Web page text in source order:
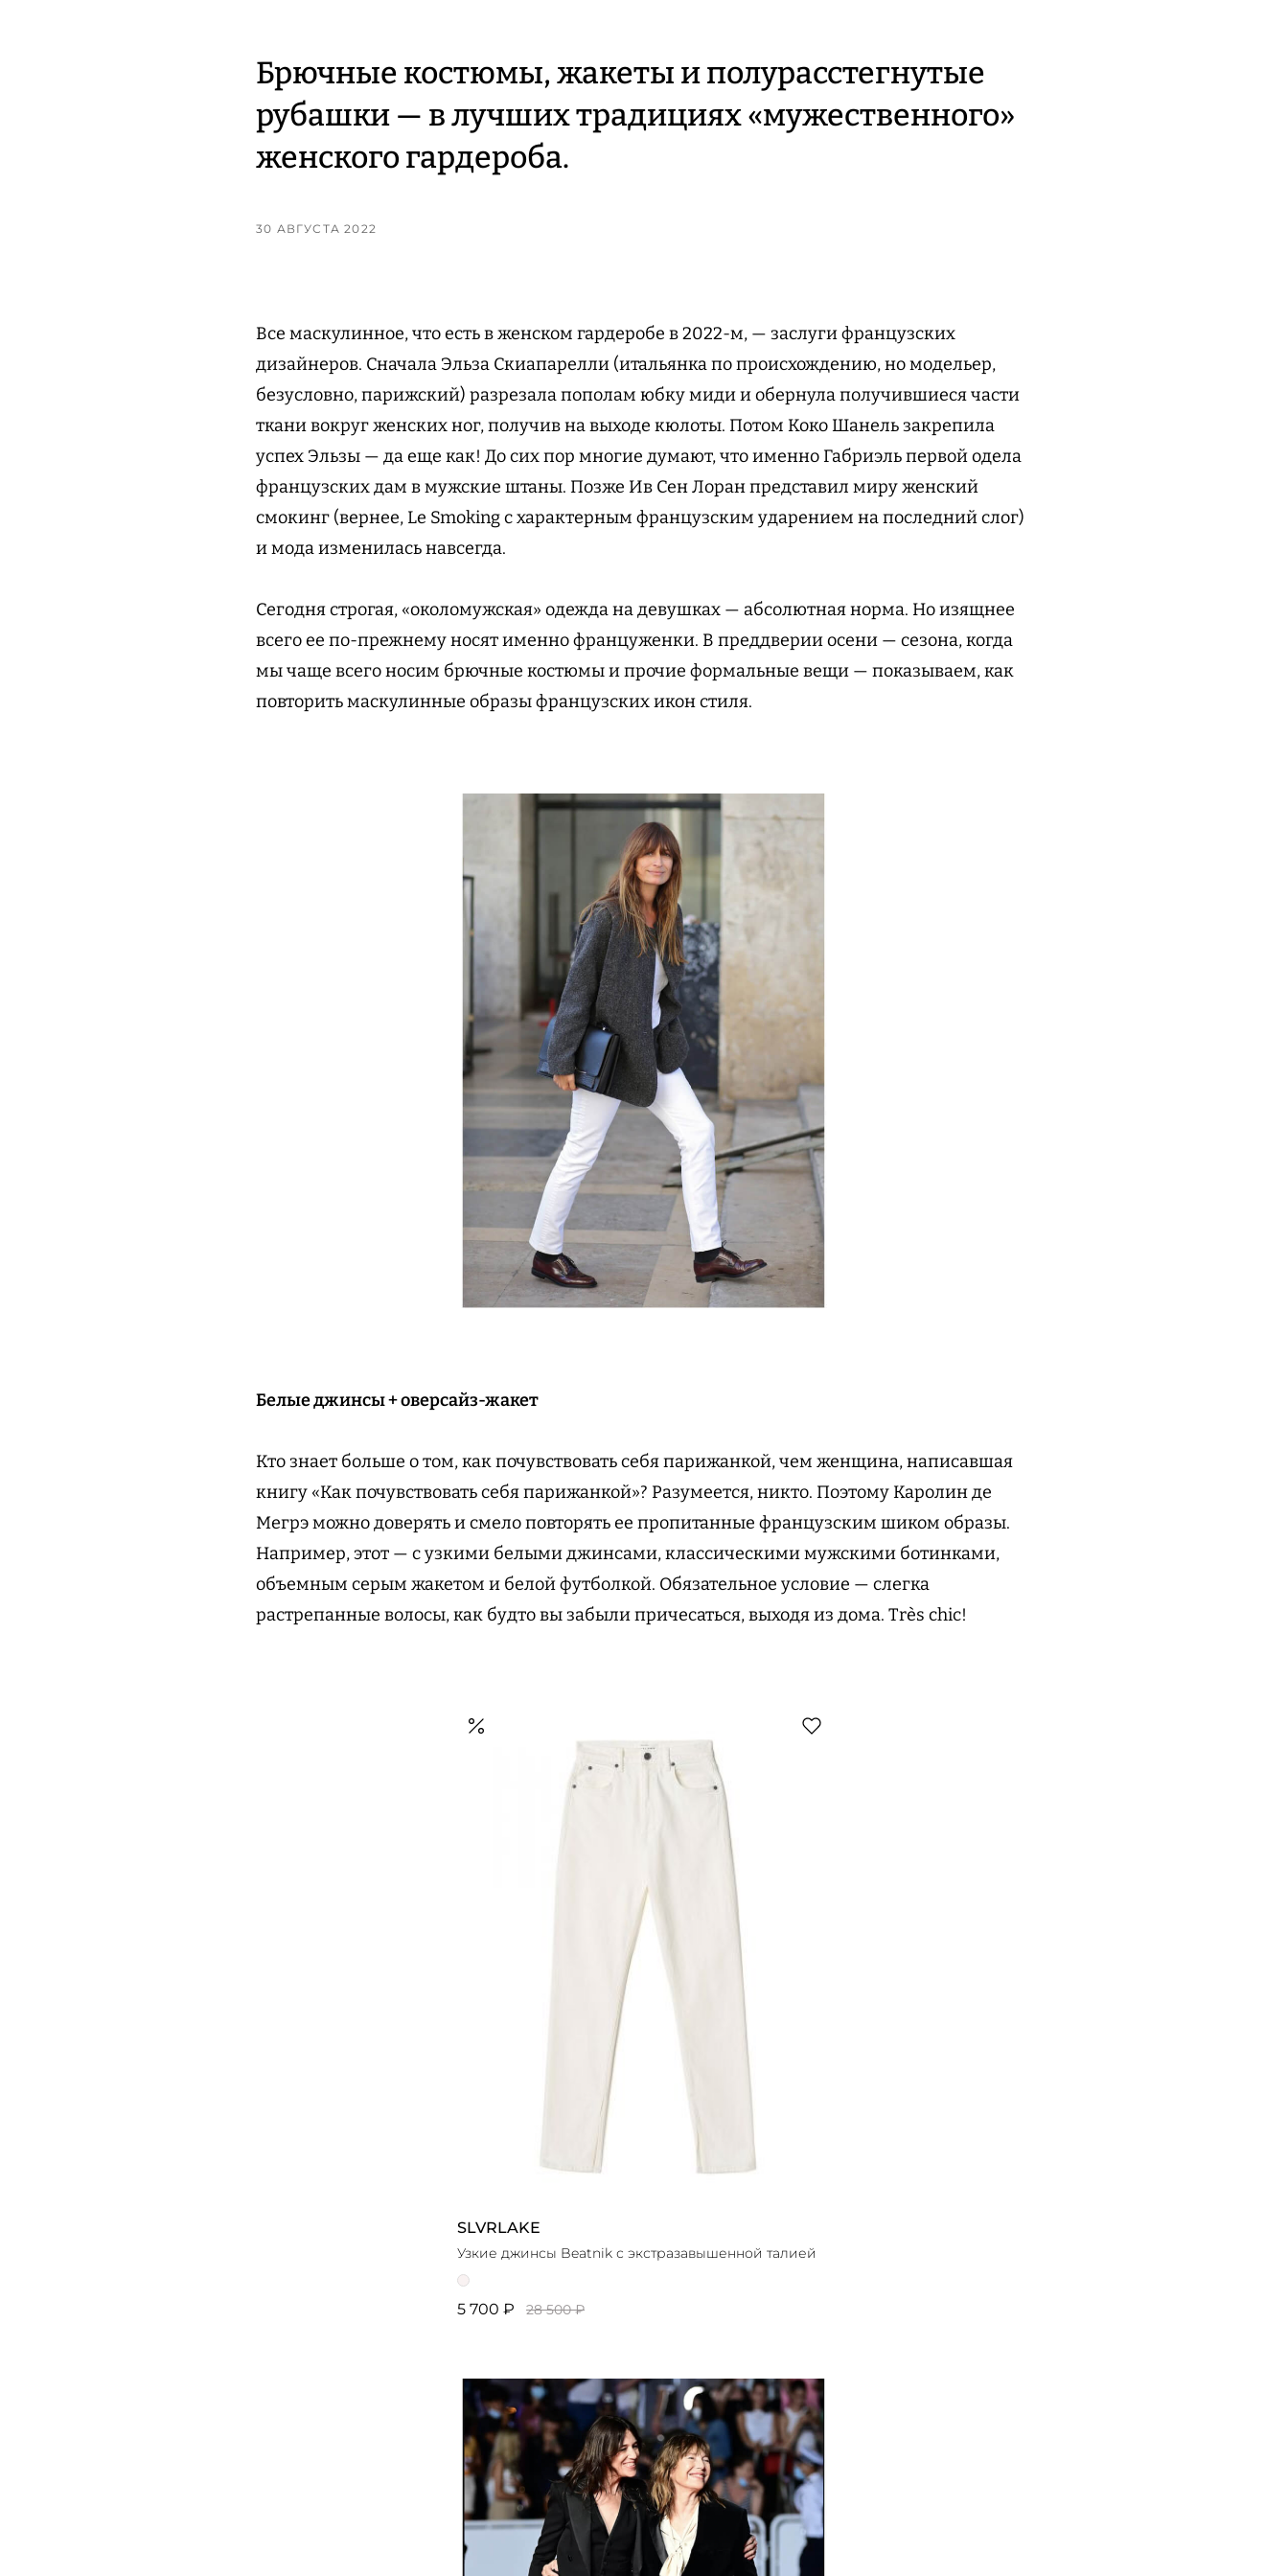
Брючные костюмы, жакеты и полурасстегнутые
рубашки — в лучших традициях «мужественного»
женского гардероба.
30 АВГУСТА 2022
Все маскулинное, что есть в женском гардеробе в 2022-м, — заслуги французских
дизайнеров. Сначала Эльза Скиапарелли (итальянка по происхождению, но модельер,
безусловно, парижский) разрезала пополам юбку миди и обернула получившиеся части
ткани вокруг женских ног, получив на выходе кюлоты. Потом Коко Шанель закрепила
успех Эльзы — да еще как! До сих пор многие думают, что именно Габриэль первой одела
французских дам в мужские штаны. Позже Ив Сен Лоран представил миру женский
смокинг (вернее, Le Smoking с характерным французским ударением на последний слог)
и мода изменилась навсегда.
Сегодня строгая, «околомужская» одежда на девушках — абсолютная норма. Но изящнее
всего ее по-прежнему носят именно француженки. В преддверии осени — сезона, когда
мы чаще всего носим брючные костюмы и прочие формальные вещи — показываем, как
повторить маскулинные образы французских икон стиля.
Белые джинсы + оверсайз-жакет
Кто знает больше о том, как почувствовать себя парижанкой, чем женщина, написавшая
книгу «Как почувствовать себя парижанкой»? Разумеется, никто. Поэтому Каролин де
Мегрэ можно доверять и смело повторять ее пропитанные французским шиком образы.
Например, этот — с узкими белыми джинсами, классическими мужскими ботинками,
объемным серым жакетом и белой футболкой. Обязательное условие — слегка
растрепанные волосы, как будто вы забыли причесаться, выходя из дома. Très chic!
SLVRLAKE
Узкие джинсы Beatnik с экстразавышенной талией
5 700 ₽ 28 500 ₽